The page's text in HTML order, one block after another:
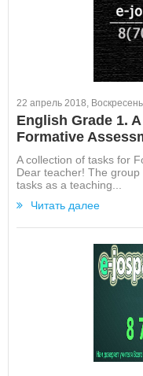
22 апрель 2018,
English Grade 1.
Formative
A collection of tasks for
Dear teacher! The
tasks as a teaching...
Читать далее